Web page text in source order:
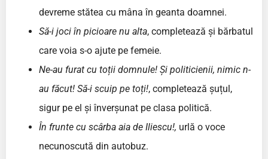
devreme stătea cu mâna în geanta doamnei.
Să-i joci în picioare nu alta, completează și bărbatul
care voia s-o ajute pe femeie.
Ne-au furat cu toții domnule! Și politicienii, nimic n-
au făcut! Să-i scuip pe toți!, completează șuțul,
sigur pe el și înverșunat pe clasa politică.
În frunte cu scârba aia de Iliescu!, urlă o voce
necunoscută din autobuz.